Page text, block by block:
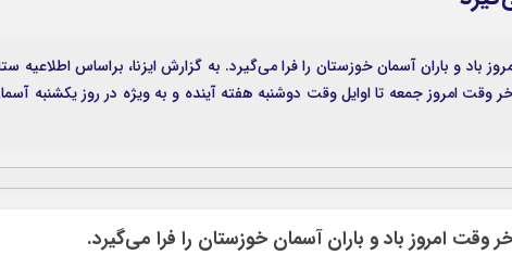
و باران آسمان خوزستان را فرا می‌گیرد. به گزارش ایزنا، براساس اطلاعیه
وقت امروز جمعه تا اوایل وقت دوشنبه هفته آینده و به ویژه در روز یکشنبه
امروز باد و باران آسمان خوزستان را فرا می‌گیرد.